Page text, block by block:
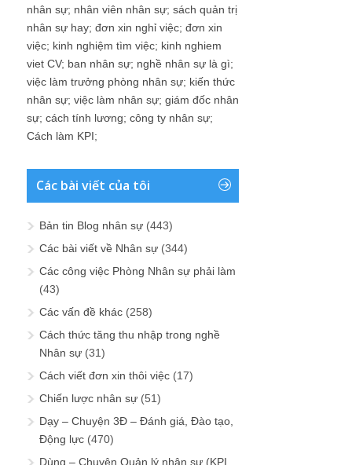
nhân sự; nhân viên nhân sự; sách quản trị
nhân sự hay; đơn xin nghỉ việc; đơn xin
việc; kinh nghiệm tìm việc; kinh nghiem
viet CV; ban nhân sự; nghề nhân sự là gì;
việc làm trưởng phòng nhân sự; kiến thức
nhân sự; việc làm nhân sự; giám đốc nhân
sự; cách tính lương; công ty nhân sự;
Cách làm KPI;
Các bài viết của tôi
Bản tin Blog nhân sự (443)
Các bài viết về Nhân sự (344)
Các công việc Phòng Nhân sự phải làm
(43)
Các vấn đề khác (258)
Cách thức tăng thu nhập trong nghề
Nhân sự (31)
Cách viết đơn xin thôi việc (17)
Chiến lược nhân sự (51)
Dạy – Chuyện 3Đ – Đánh giá, Đào tạo,
Động lực (470)
Dùng – Chuyện Quản lý nhân sự (KPI,